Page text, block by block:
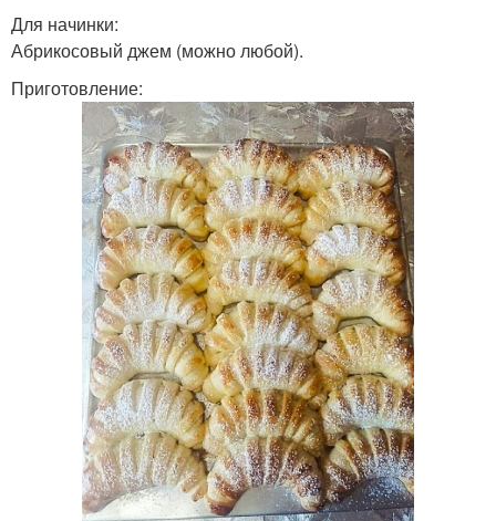
Для начинки:
Абрикосовый джем (можно любой).
Приготовление: